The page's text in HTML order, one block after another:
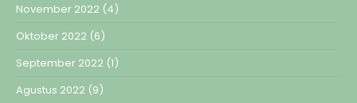
November 2022 (4)
Oktober 2022 (6)
September 2022 (1)
Agustus 2022 (9)